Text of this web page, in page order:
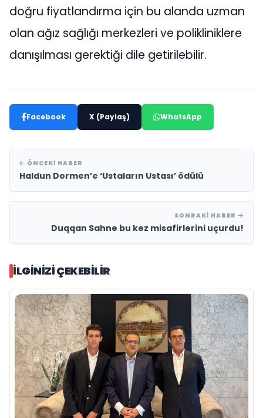
doğru fiyatlandırma için bu alanda uzman
olan ağız sağlığı merkezleri ve polikliniklere
danışılması gerektiği dile getirilebilir.
Facebook X (Paylaş) WhatsApp
ÖNCEKI HABER
Haldun Dormen’e ‘Ustaların Ustası’ ödülü
SONRAKI HABER
Duqqan Sahne bu kez misafirlerini uçurdu!
İLGINIZI ÇEKEBILIR